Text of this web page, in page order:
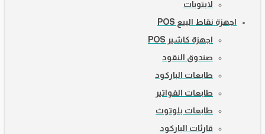
لابتوبات
اجهزة نقاط البيع POS
اجهزة كاشير POS
صندوق النقود
طابعات الباركود
طابعات الفواتير
طابعات بلوتوث
قارئات الباركود